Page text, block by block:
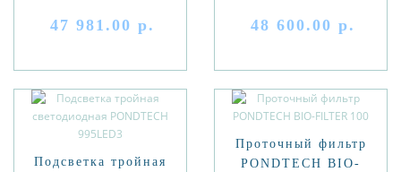
47 981.00 р. 48 600.00 р.
Подсветка тройная
Проточный фильтр
PONDTECH BIO-